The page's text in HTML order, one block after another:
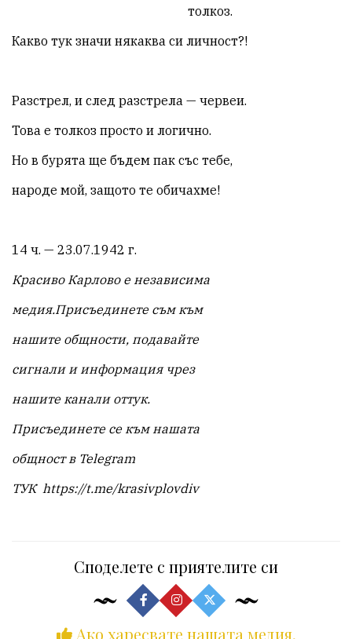
толкоз.
Какво тук значи някаква си личност?!
Разстрел, и след разстрела — червеи.
Това е толкоз просто и логично.
Но в бурята ще бъдем пак със тебе,
народе мой, защото те обичахме!
14 ч. — 23.07.1942 г.
Красиво Карлово е независима
медия.Присъединете съм към
нашите общности, подавайте
сигнали и информация чрез
нашите канали оттук.
Присъединете се към нашата
общност в Telegram
ТУК https://t.me/krasivplovdiv
Споделете с приятелите си
Ако харесвате нашата медия,